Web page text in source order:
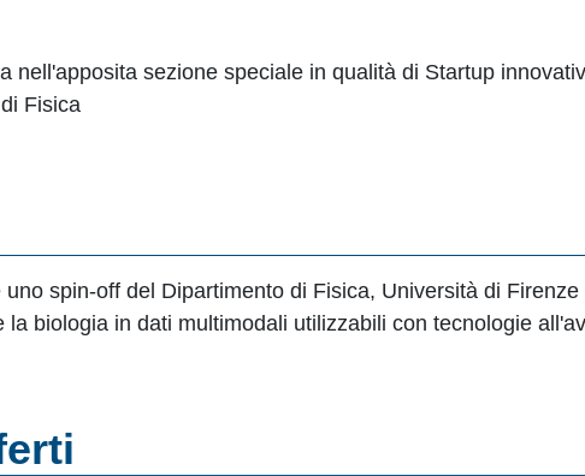
nell'apposita sezione speciale in qualità di Startup
Fisica
spin-off del Dipartimento di Fisica, Università di
biologia in dati multimodali utilizzabili con tecnologie